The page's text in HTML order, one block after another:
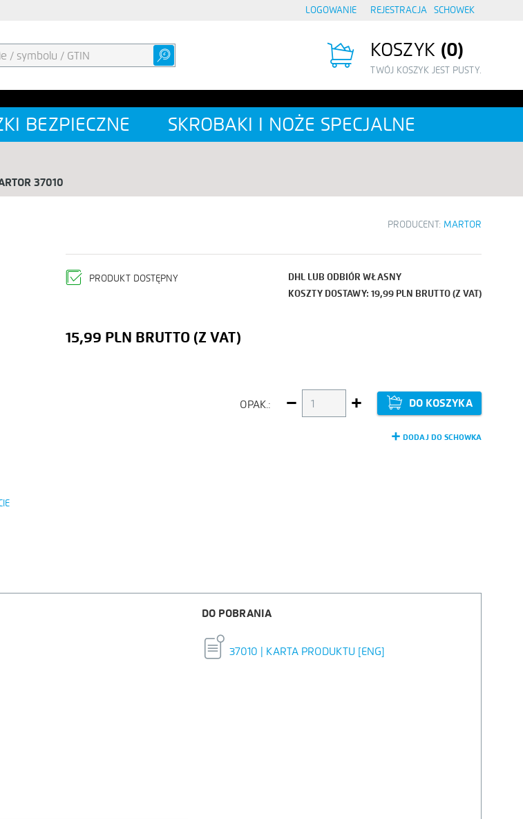
LOGOWANIE REJESTRACJA
KOSZYK 0
TWÓJ KOSZYK JEST PUSTY.
SCHOWEK
BEZPIECZNE
SKROBAKI I NOŻE SPECJALNE
37010
PRODUCENT: MARTOR
PRODUKT DOSTĘPNY
DHL LUB ODBIÓR WŁASNY
KOSZTY DOSTAWY: 19,99 PLN BRUTTO (Z VAT)
15,99 PLN
OPAK.:
DO KOSZYKA
DODAJ DO SCHOWKA
DO POBRANIA
37010 | KARTA PRODUKTU [ENG]